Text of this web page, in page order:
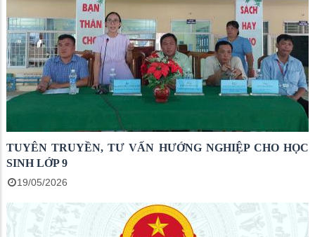
TUYÊN TRUYỀN, TƯ VẤN HƯỚNG NGHIỆP CHO HỌC
SINH LỚP 9
19/05/2026